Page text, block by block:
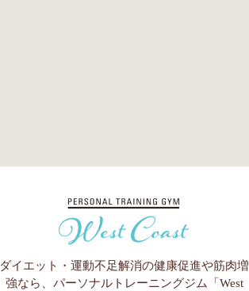
ダイエット・運動不足解消の健康促進や筋肉増
強なら、パーソナルトレーニングジム「West